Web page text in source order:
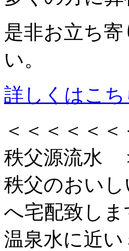
是非お立ち
い。
詳しくはこ
＜＜＜＜＜
秩父源流水
秩父のおい
へ宅配致しま
温泉水に近